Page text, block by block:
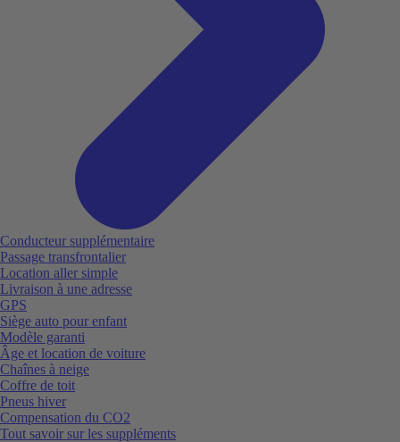
Conducteur supplémentaire
Passage transfrontalier
Location aller simple
Livraison à une adresse
GPS
Siège auto pour enfant
Modèle garanti
Âge et location de voiture
Chaînes à neige
Coffre de toit
Pneus hiver
Compensation du CO2
Tout savoir sur les suppléments